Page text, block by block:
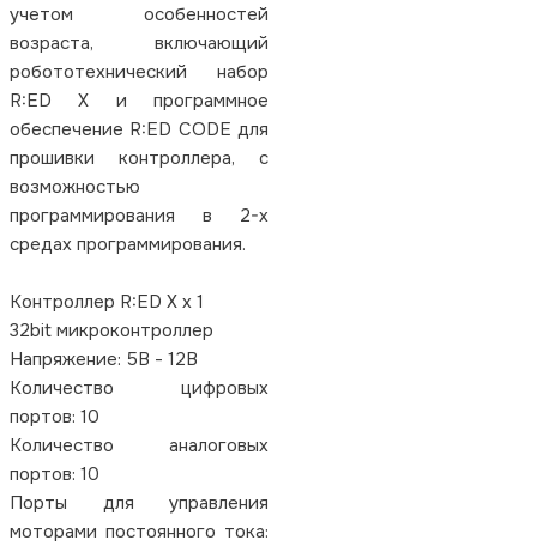
учетом особенностей
возраста, включающий
робототехнический набор
R:ED X и программное
обеспечение R:ED CODE для
прошивки контроллера, с
возможностью
программирования в 2-х
средах программирования.
Контроллер R:ED X х 1
32bit микроконтроллер
Напряжение: 5В - 12В
Количество цифровых
портов: 10
Количество аналоговых
портов: 10
Порты для управления
моторами постоянного тока: